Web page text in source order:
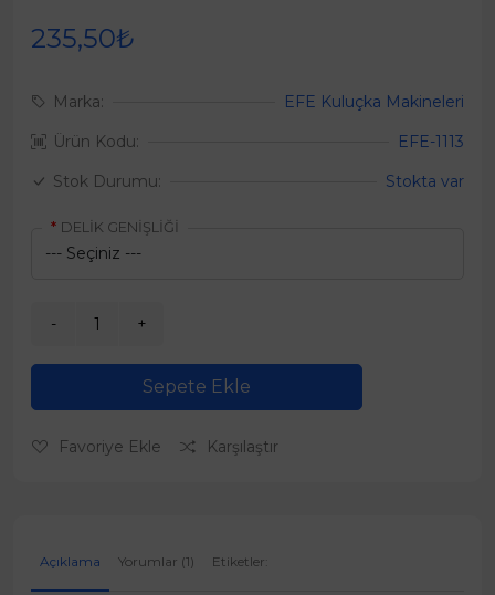
235,50₺
Marka:
EFE Kuluçka Makineleri
Ürün Kodu:
EFE-1113
Stok Durumu:
Stokta var
DELİK GENİŞLİĞİ
Sepete Ekle
Favoriye Ekle Karşılaştır
Açıklama Yorumlar (1) Etiketler: